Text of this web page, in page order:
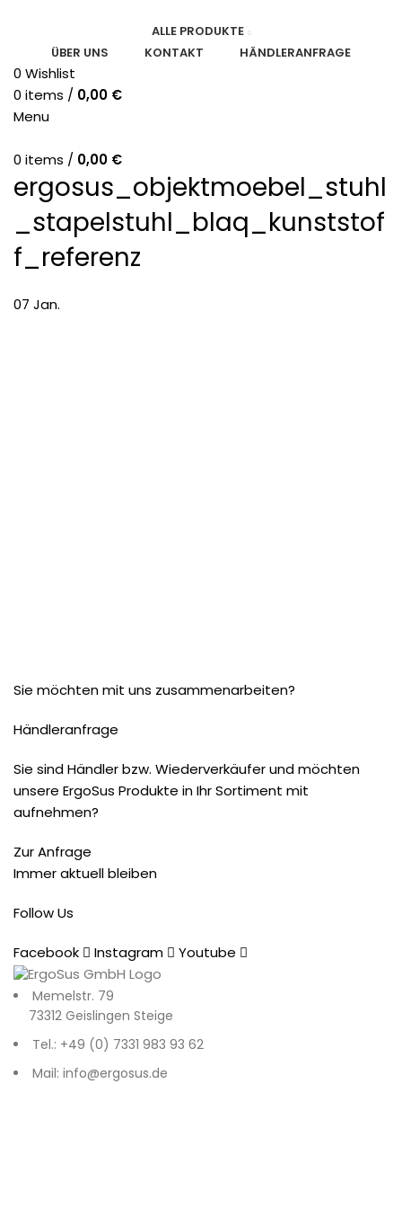
ALLE PRODUKTE
ÜBER UNS
KONTAKT HÄNDLERANFRAGE
0 Wishlist
0 items / 0,00 €
Menu
0 items / 0,00 €
ergosus_objektmoebel_stuhl
_stapelstuhl_blaq_kunststof
f_referenz
07 Jan.
Sie möchten mit uns zusammenarbeiten?
Händleranfrage
Sie sind Händler bzw. Wiederverkäufer und möchten
unsere ErgoSus Produkte in Ihr Sortiment mit
aufnehmen?
Zur Anfrage
Immer aktuell bleiben
Follow Us
Facebook
Instagram Youtube
Memelstr. 79
73312 Geislingen Steige
Tel.: +49 (0) 7331 983 93 62
Mail: info@ergosus.de